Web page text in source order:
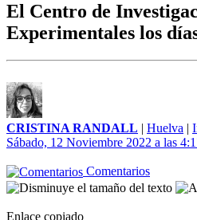
El Centro de
Experimentales los
CRISTINA RANDALL | Huelva |
Sábado, 12 Noviembre 2022 a las
Comentarios
Enlace copiado